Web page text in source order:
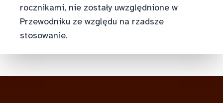
rocznikami, nie zostały uwzględnione w
Przewodniku ze względu na rzadsze
stosowanie.